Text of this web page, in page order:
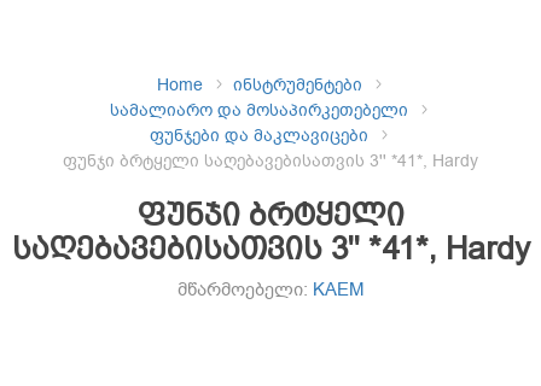
Home
ინსტრუმენტები
სამალიარო და მოსაპირკეთებელი
ფუნჯები და მაკლავიცები
ფუნჯი ბრტყელი საღებავებისათვის 3'' *41*, Hardy
ფუნჯი ბრტყელი
საღებავებისათვის 3'' *41*, Hardy
მწარმოებელი: KAEM